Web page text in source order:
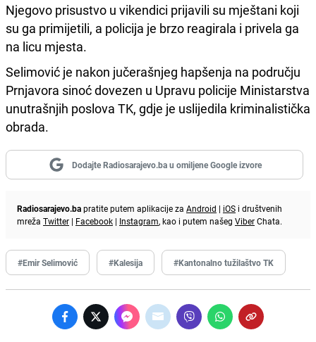
Njegovo prisustvo u vikendici prijavili su mještani koji
su ga primijetili, a policija je brzo reagirala i privela ga
na licu mjesta.
Selimović je nakon jučerašnjeg hapšenja na području
Prnjavora sinoć dovezen u Upravu policije Ministarstva
unutrašnjih poslova TK, gdje je uslijedila kriminalistička
obrada.
Dodajte Radiosarajevo.ba u omiljene Google izvore
Radiosarajevo.bapratite putem aplikacije za Android | iOS i društvenih
mreža Twitter | Facebook | Instagram, kao i putem našeg ViberChata.
#Emir Selimović #Kalesija #Kantonalno tužilaštvo TK